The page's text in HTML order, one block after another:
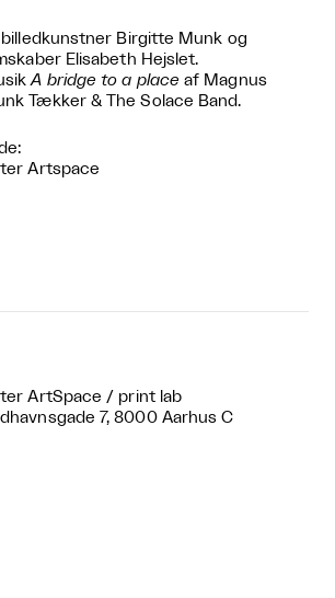
Birgitte Munk og
Elisabeth Hejslet.
A bridge to a place af Magnus
Tækker & The Solace Band.
Artspace
ArtSpace / print lab
7, 8000 Aarhus C